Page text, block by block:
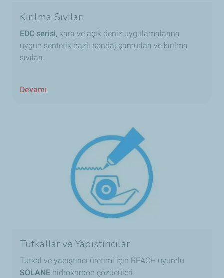
Kırılma Sıvıları
EDC serisi, kara ve açık deniz uygulamalarına
uygun sentetik bazlı sondaj çamurları ve kırılma
sıvıları.
Devamı
Tutkallar ve Yapıştırıcılar
Tutkal ve yapıştırıcı üretimi için REACH uyumlu
SOLANE hidrokarbon çözücüleri.